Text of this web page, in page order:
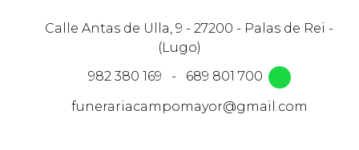
Calle Antas de Ulla, 9 - 27200 - Palas de Rei -
(Lugo)
982 380 169
-
689 801 700
funerariacampomayor@gmail.com